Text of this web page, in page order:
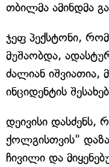
თბილმა ამინდმა
ჯეფ პექსტონი,
მუშაობდა,
ძალიან იშვიათია,
ინციდენტის
დეივისი დასძენს,
ქოლგისთვის"
ჩივილი და